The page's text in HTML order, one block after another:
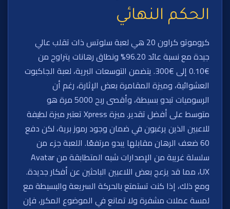
الحكم النهائي
كروموتو كراون 20 هي لعبة سلوتس ذات تقلب عالي
جيدة مع نسبة عائد 96.20% ونطاق رهانات يتراوح من
€0.10 إلى €300. يتضمن التوسعات البرية، لعبة الجاكبوت
العشوائية، وميزة المقامرة بعض الإثارة، رغم أن
الرسوميات تبدو بسيطة، وأقصى ربح 5000 مرة هو
متوسط على أفضل تقدير. ميزة Xpress تعتبر ميزة لطيفة
للاعبين الذين يرغبون في ضمان وجود رموز برية، لكن دفع
60 ضعف الرهان مقابلها يبدو مرتفعًا. اللعبة جزء من
سلسلة غريبة من الإصدارات شبه المتطابقة من Avatar
UX، مما قد يزعج بعض اللاعبين الباحثين عن أفكار جديدة.
ومع ذلك، إذا كنت تستمتع بالحركة السريعة والبسيطة مع
لمسة عملات مشفرة ولا تمانع في الموضوع المكرر، فإن